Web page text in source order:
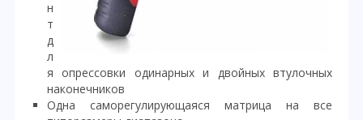
н
т
д
л
я опрессовки одинарных и двойных втулочных
наконечников
Одна саморегулирующаяся матрица на все